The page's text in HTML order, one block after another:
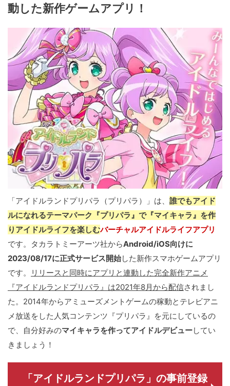
動した新作ゲームアプリ！
「アイドルランドプリパラ（プリパラ）」は、 誰でもアイド
ルになれるテーマパーク『プリパラ』で『マイキャラ』を作
りアイドルライフを楽しむバーチャルアイドルライフアプリ
です。タカラトミーアーツ社からAndroid/iOS向けに
2023/08/17に正式サービス開始した新作スマホゲームアプリ
です。
リリースと同時にアプリと連動した完全新作アニメ
『アイドルランドプリパラ』は2021年8月から配信されまし
た。2014年からアミューズメントゲームの稼動とテレビアニ
メ放送をした人気コンテンツ『プリパラ』を元にしているの
で、自分好みのマイキャラを作ってアイドルデビューしてい
きましょう！
「アイドルランドプリパラ」の事前登録